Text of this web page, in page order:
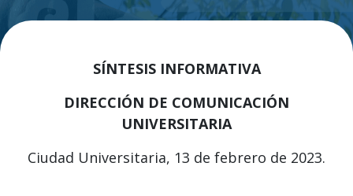
SÍNTESIS INFORMATIVA
DIRECCIÓN DE COMUNICACIÓN
UNIVERSITARIA
Ciudad Universitaria, 13 de febrero de 2023.